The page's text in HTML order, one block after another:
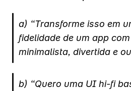
a) “Transforme isso em
fidelidade de um app
minimalista, divertida e
b) “Quero uma UI hi-fi